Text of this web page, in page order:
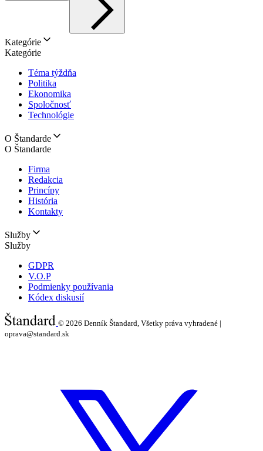
Kategórie
Kategórie
Téma týždňa
Politika
Ekonomika
Spoločnosť
Technológie
O Štandarde
O Štandarde
Firma
Redakcia
Princípy
História
Kontakty
Služby
Služby
GDPR
V.O.P
Podmienky používania
Kódex diskusií
© 2026 Denník Štandard, Všetky práva vyhradené |
oprava@standard.sk